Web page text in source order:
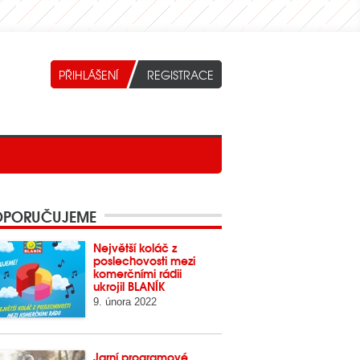
Největší koláč z
poslechovosti mezi
komerčními rádii
ukrojil BLANÍK
9. února 2022